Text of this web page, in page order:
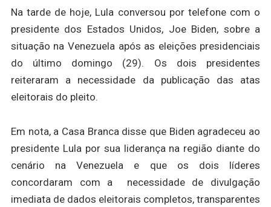
Na tarde de hoje, Lula conversou por telefone com o
presidente dos Estados Unidos, Joe Biden, sobre a
situação na Venezuela após as eleições presidenciais
do último domingo (29). Os dois presidentes
reiteraram a necessidade da publicação das atas
eleitorais do pleito.
Em nota, a Casa Branca disse que Biden agradeceu ao
presidente Lula por sua liderança na região diante do
cenário na Venezuela e que os dois líderes
concordaram com a necessidade de divulgação
imediata de dados eleitorais completos, transparentes